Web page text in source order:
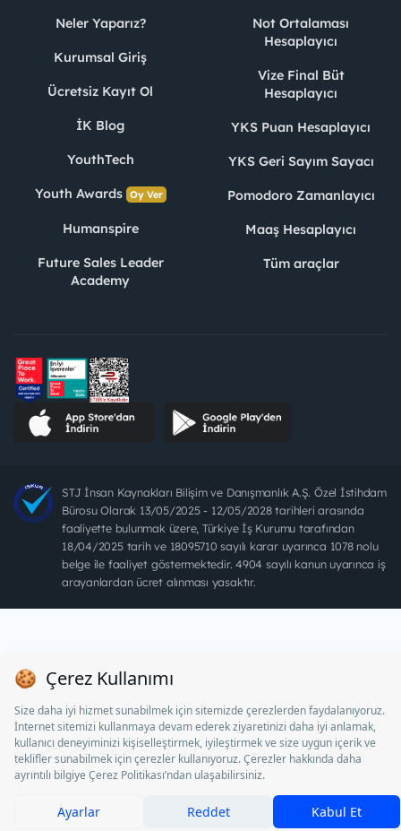
Neler Yaparız?
Kurumsal Giriş
Ücretsiz Kayıt Ol
İK Blog
YouthTech
Youth Awards Oy Ver
Humanspire
Future Sales Leader
Academy
Not Ortalaması
Hesaplayıcı
Vize Final Büt
Hesaplayıcı
YKS Puan Hesaplayıcı
YKS Geri Sayım Sayacı
Pomodoro Zamanlayıcı
Maaş Hesaplayıcı
Tüm araçlar
STJ İnsan Kaynakları Bilişim ve Danışmanlık A.Ş. Özel İstihdam
Bürosu Olarak 13/05/2025 - 12/05/2028 tarihleri arasında
faaliyette bulunmak üzere, Türkiye İş Kurumu tarafından
18/04/2025 tarih ve 18095710 sayılı karar uyarınca 1078 nolu
belge ile faaliyet göstermektedir. 4904 sayılı kanun uyarınca iş
arayanlardan ücret alınması yasaktır.